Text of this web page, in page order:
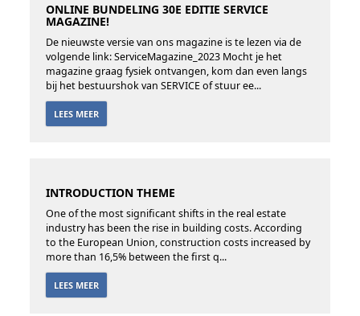
ONLINE BUNDELING 30E EDITIE SERVICE
MAGAZINE!
De nieuwste versie van ons magazine is te lezen via de
volgende link: ServiceMagazine_2023 Mocht je het
magazine graag fysiek ontvangen, kom dan even langs
bij het bestuurshok van SERVICE of stuur ee...
LEES MEER
INTRODUCTION THEME
One of the most significant shifts in the real estate
industry has been the rise in building costs. According
to the European Union, construction costs increased by
more than 16,5% between the first q...
LEES MEER